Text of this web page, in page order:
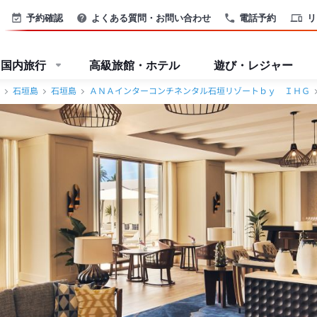
電話予約
予約確認 よくある質問・お問い合わせ
国内旅行 高級旅館・ホテル 遊び・レジャー
石垣島 石垣島 ＡＮＡインターコンチネンタル石垣リゾートｂｙ ＩＨＧ